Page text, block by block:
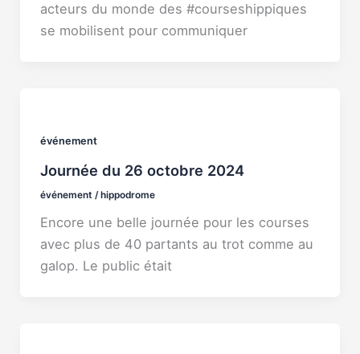
acteurs du monde des #courseshippiques
se mobilisent pour communiquer
événement
Journée du 26 octobre 2024
événement / hippodrome
Encore une belle journée pour les courses
avec plus de 40 partants au trot comme au
galop. Le public était